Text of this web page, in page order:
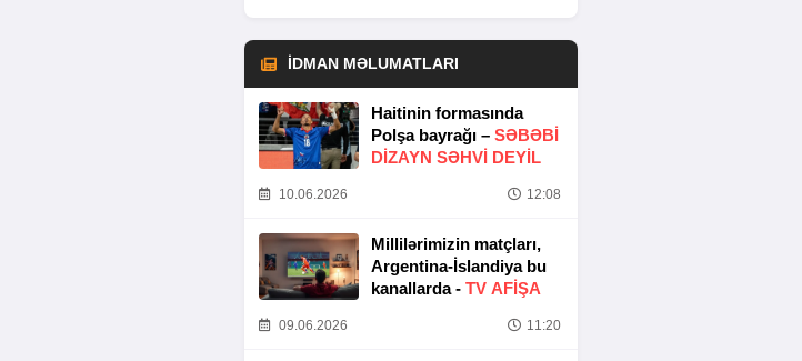
İDMAN MƏLUMATLARI
Haitinin formasında
Polşa bayrağı – SƏBƏBI
DIZAYN SƏHVI DEYIL
10.06.2026 12:08
Millilərimizin matçları,
Argentina-İslandiya bu
kanallarda - TV AFİŞA
09.06.2026 11:20